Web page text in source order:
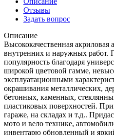
Отзывы
Задать вопрос
Описание
Высококачественная акриловая
внутренних и наружных работ.
популярность благодаря
широкой цветовой гамме,
эксплуатационными
окрашивания металлических,
бетонных, каменных,
пластиковых поверхностей.
гараже, на складах и т.д..
мото и вело технике,
инвентарю обновленный и